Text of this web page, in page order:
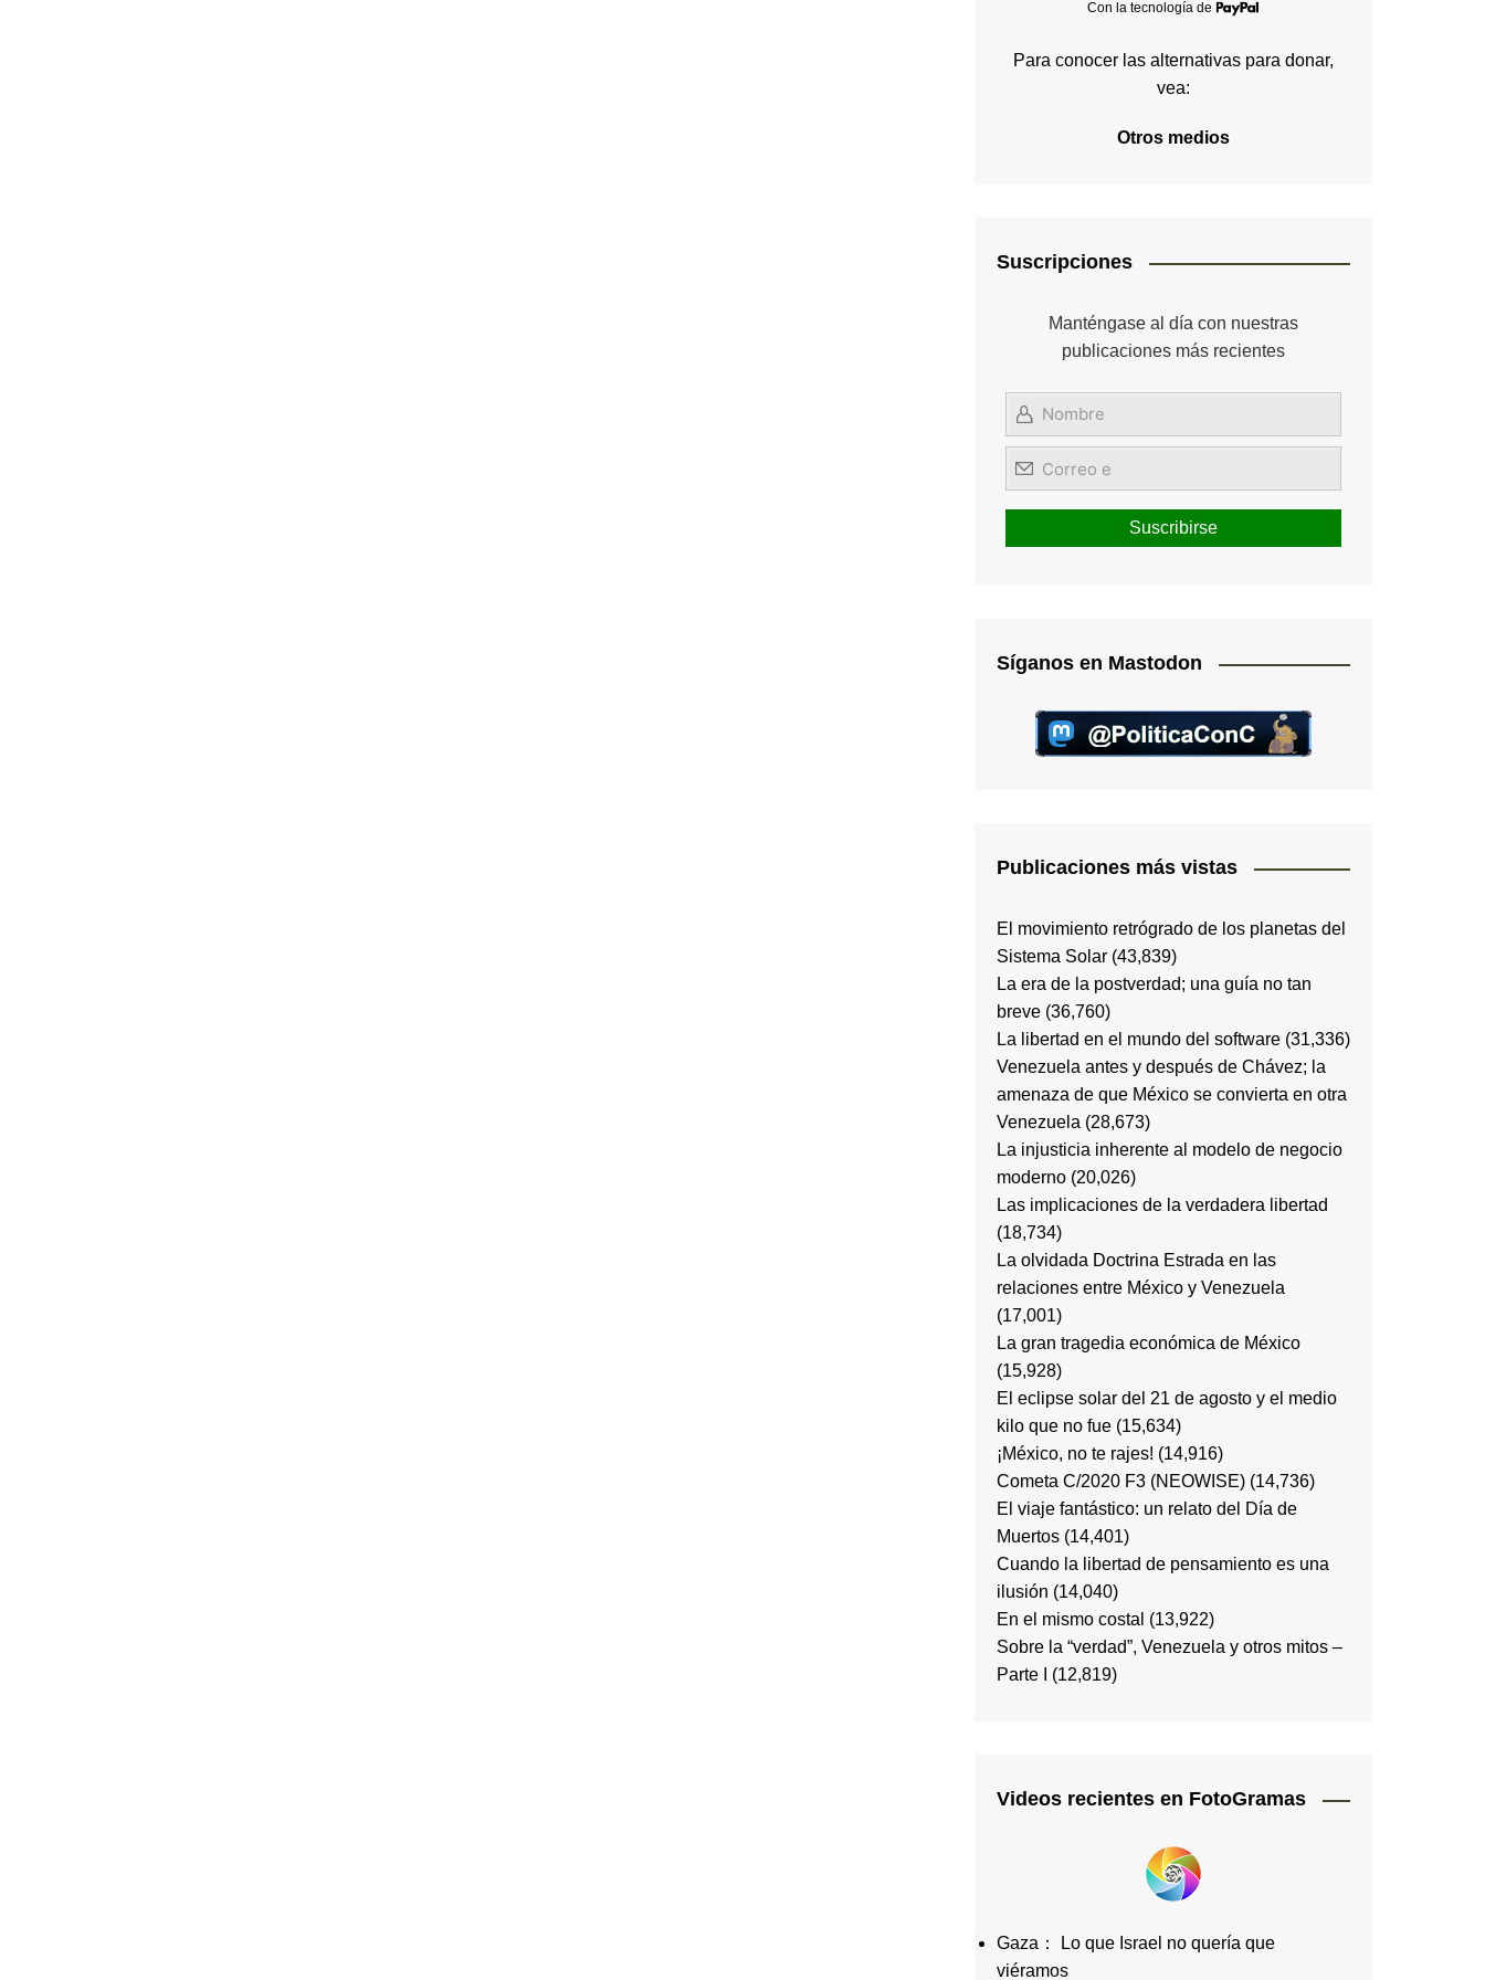
Con la tecnología de
Para conocer las alternativas para donar,
vea:
Otros medios
Suscripciones
Manténgase al día con nuestras
publicaciones más recientes
Síganos en Mastodon
Publicaciones más vistas
El movimiento retrógrado de los planetas del
Sistema Solar (43,839)
La era de la postverdad; una guía no tan
breve (36,760)
La libertad en el mundo del software (31,336)
Venezuela antes y después de Chávez; la
amenaza de que México se convierta en otra
Venezuela (28,673)
La injusticia inherente al modelo de negocio
moderno (20,026)
Las implicaciones de la verdadera libertad
(18,734)
La olvidada Doctrina Estrada en las
relaciones entre México y Venezuela
(17,001)
La gran tragedia económica de México
(15,928)
El eclipse solar del 21 de agosto y el medio
kilo que no fue (15,634)
¡México, no te rajes! (14,916)
Cometa C/2020 F3 (NEOWISE) (14,736)
El viaje fantástico: un relato del Día de
Muertos (14,401)
Cuando la libertad de pensamiento es una
ilusión (14,040)
En el mismo costal (13,922)
Sobre la “verdad”, Venezuela y otros mitos –
Parte I
(12,819)
Videos recientes en FotoGramas
Gaza： Lo que Israel no quería que
viéramos